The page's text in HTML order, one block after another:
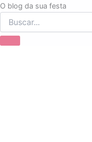
O blog da sua festa
Ir
para
o